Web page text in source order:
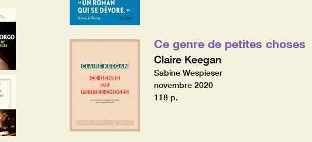
Ce genre de petites choses
Claire Keegan
Sabine Wespieser
novembre 2020
118 p.